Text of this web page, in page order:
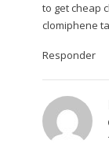
to get cheap
clomiphene
Responder